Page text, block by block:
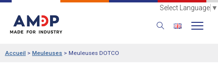
Select Language ▼
Accueil > Meuleuses > Meuleuses DOTCO